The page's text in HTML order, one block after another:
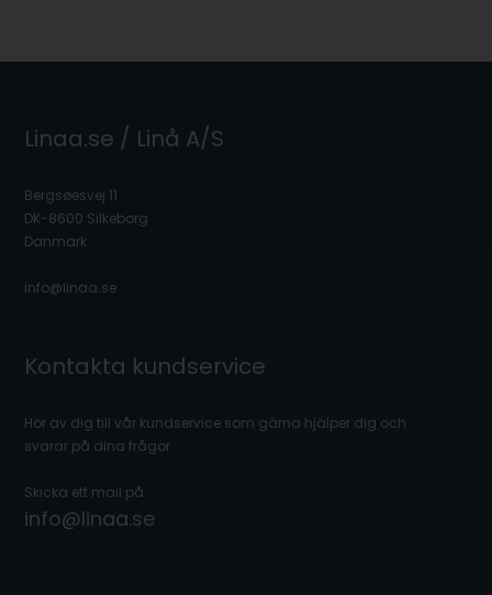
Linaa.se / Linå A/S
Bergsøesvej 11
DK-8600 Silkeborg
Danmark
info@linaa.se
Kontakta kundservice
Hör av dig till vår kundservice som gärna hjälper dig och
svarar på dina frågor.
Skicka ett mail på:
info@linaa.se